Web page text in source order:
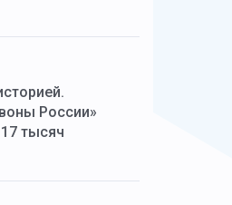
России»
тысяч